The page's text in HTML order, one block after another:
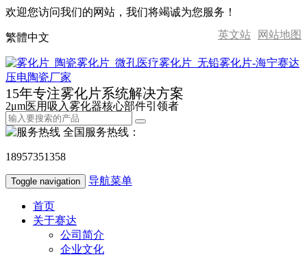
欢迎您访问我们的网站，我们将竭诚为您服务！
网站地图
英文站
繁體中文
15年专注雾化片系统解决方案
2μm医用吸入雾化器核心部件引领者
全国服务热线：
18957351358
Toggle navigation 导航菜单
首页
关于赛达
公司简介
企业文化